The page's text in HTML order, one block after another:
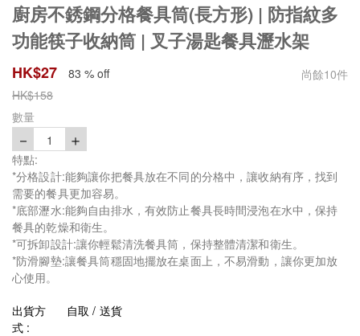
廚房不銹鋼分格餐具筒(長方形) | 防指紋多
功能筷子收納筒 | 叉子湯匙餐具瀝水架
HK$27 83 % off 尚餘10件
HK$158
數量
－ 1 ＋
特點:
*分格設計:能夠讓你把餐具放在不同的分格中，讓收納有序，找到
需要的餐具更加容易。
*底部瀝水:能夠自由排水，有效防止餐具長時間浸泡在水中，保持
餐具的乾燥和衛生。
*可拆卸設計:讓你輕鬆清洗餐具筒，保持整體清潔和衛生。
*防滑腳墊:讓餐具筒穩固地擺放在桌面上，不易滑動，讓你更加放
心使用。
出貨方
式 :
自取 / 送貨